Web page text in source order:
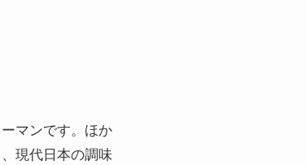
マンです。ほか
現代日本の調味